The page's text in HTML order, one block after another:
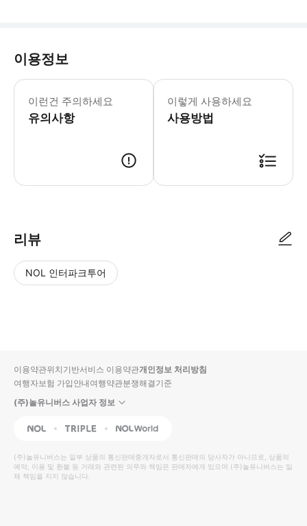
이용정보
이런건 주의하세요
유의사항
▶ 꼭 알아두세요 * 모든 사가노 로맨
이렇게 사용하세요
사용방법
리뷰
NOL 인터파크투어
입니
다.
높
은
순
동
영
상
순
상
이용약관위치기반서비스 이용약관개인정보 처리방침
여행자보험 가입안내여행약관분쟁해결기준
(주)놀유니버스 사업자 정보
NOL Triple Interpark Global
(주)놀유니버스는 일부 상품의 통신판매중개자로서 통신판매의 당사자가 아니므로, 상품의
예약, 이용 및 환불 등 거래와 관련된 의무와 책임은 판매자에게 있으며 (주)놀유니버스는 일
체 책임을 지지 않습니다.